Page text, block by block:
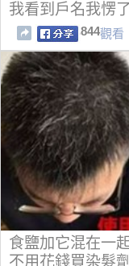
我看到戶名我愣了
844觀看
食鹽加它混在一
不用花錢買染髮劑